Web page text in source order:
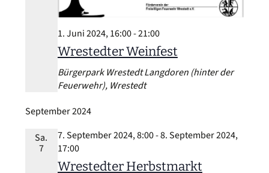
Wrestedter Weinfest
1. Juni 2024, 16:00-21:00
Bürgerpark WrestedtLangdoren (hinter der
Feuerwehr), Wrestedt
September 2024
Sa.
7
Wrestedter Herbstmarkt
7. September 2024, 8:00-8. September 2024,
17:00